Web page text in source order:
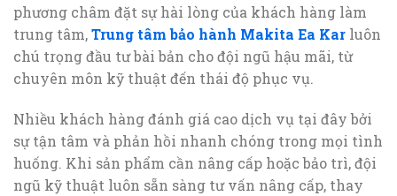
phương châm đặt sự hài lòng của khách hàng làm
trung tâm,Trung tâm bảo hành Makita Ea Kar luôn
chú trọng đầu tư bài bản cho đội ngũ hậu mãi, từ
chuyên môn kỹ thuật đến thái độ phục vụ.
Nhiều khách hàng đánh giá cao dịch vụ tại đây bởi
sự tận tâm và phản hồi nhanh chóng trong mọi tình
huống. Khi sản phẩm cần nâng cấp hoặc bảo trì, đội
ngũ kỹ thuật luôn sẵn sàng tư vấn nâng cấp, thay